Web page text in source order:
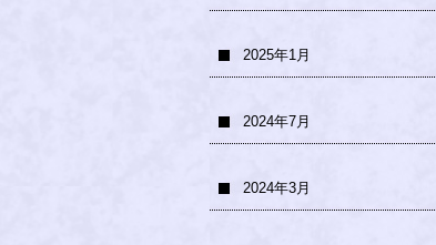
2025年1月
2024年7月
2024年3月